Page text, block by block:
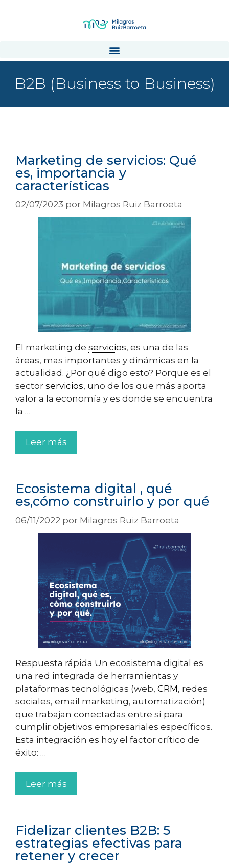
B2B (Business to Business)
Marketing de servicios: Qué
es, importancia y
características
02/07/2023 por Milagros Ruiz Barroeta
El marketing de servicios, es una de las
áreas, mas importantes y dinámicas en la
actualidad. ¿Por qué digo esto? Porque es el
sector servicios, uno de los que más aporta
valor a la economía y es donde se encuentra
la …
Leer más
Ecosistema digital , qué
es,cómo construirlo y por qué
06/11/2022 por Milagros Ruiz Barroeta
Respuesta rápida Un ecosistema digital es
una red integrada de herramientas y
plataformas tecnológicas (web, CRM, redes
sociales, email marketing, automatización)
que trabajan conectadas entre sí para
cumplir objetivos empresariales específicos.
Esta integración es hoy el factor crítico de
éxito: …
Leer más
Fidelizar clientes B2B: 5
estrategias efectivas para
retener y crecer